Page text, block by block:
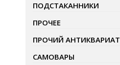
ПОДСТАКАННИКИ
ПРОЧЕЕ
ПРОЧИЙ АНТИКВАРИАТ
САМОВАРЫ